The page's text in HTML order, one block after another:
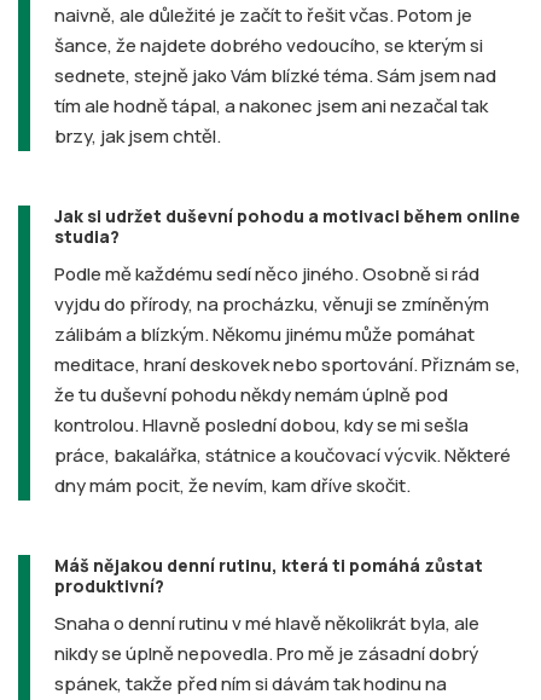
naivně, ale důležité je začít to řešit včas. Potom je
šance, že najdete dobrého vedoucího, se kterým si
sednete, stejně jako Vám blízké téma. Sám jsem nad
tím ale hodně tápal, a nakonec jsem ani nezačal tak
brzy, jak jsem chtěl.
Jak si udržet duševní pohodu a motivaci během online
studia?
Podle mě každému sedí něco jiného. Osobně si rád
vyjdu do přírody, na procházku, věnuji se zmíněným
zálibám a blízkým. Někomu jinému může pomáhat
meditace, hraní deskovek nebo sportování. Přiznám se,
že tu duševní pohodu někdy nemám úplně pod
kontrolou. Hlavně poslední dobou, kdy se mi sešla
práce, bakalářka, státnice a koučovací výcvik. Některé
dny mám pocit, že nevím, kam dříve skočit.
Máš nějakou denní rutinu, která ti pomáhá zůstat
produktivní?
Snaha o denní rutinu v mé hlavě několikrát byla, ale
nikdy se úplně nepovedla. Pro mě je zásadní dobrý
spánek, takže před ním si dávám tak hodinu na